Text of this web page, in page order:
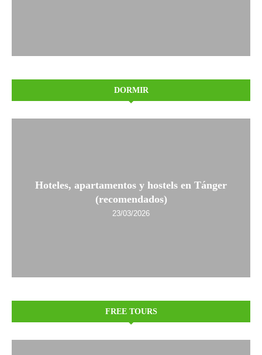
DORMIR
Hoteles, apartamentos y hostels en Tánger
(recomendados)
23/03/2026
FREE TOURS